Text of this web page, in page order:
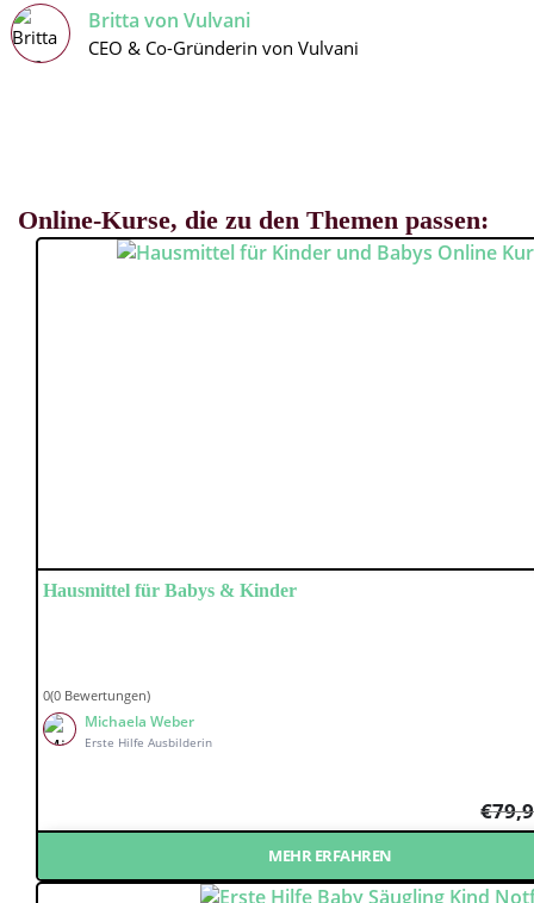
Britta von Vulvani
CEO & Co-Gründerin von Vulvani
Online-Kurse, die zu den Themen passen:
Hausmittel für Babys & Kinder
0(0 Bewertungen)
Michaela Weber
Erste Hilfe Ausbilderin
€
MEHR ERFAHREN